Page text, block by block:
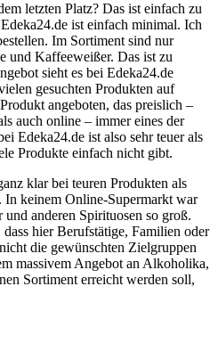
letzten Platz? Das ist einfach zu
ist einfach minimal. Ich
Im Sortiment sind nur
und Kaffeeweißer. Das ist zu
sieht es bei Edeka24.de
gesuchten Produkten auf
angeboten, das preislich –
auch online – immer eines der
Edeka24.de ist also sehr teuer als
Produkte einfach nicht gibt.
klar bei teuren Produkten als
keinem Online-Supermarkt war
anderen Spirituosen so groß.
hier Berufstätige, Familien oder
die gewünschten Zielgruppen
massivem Angebot an Alkoholika,
Sortiment erreicht werden soll,